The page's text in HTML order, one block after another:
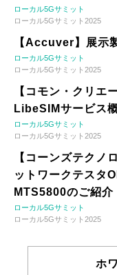
ローカル5Gサミット
ローカル5Gサミット2025
【Accuver】展示
ローカル5Gサミット
ローカル5Gサミット2025
【コモン・クリエ
LibeSIMサービス
ローカル5Gサミット
ローカル5Gサミット2025
【コーンズテク
ットワークテスタ
MTS5800のご紹介
ローカル5Gサミット
ローカル5Gサミット2025
ホ